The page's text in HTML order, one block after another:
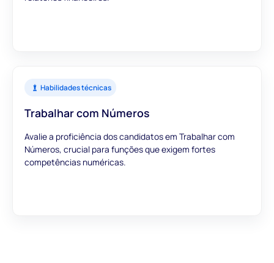
Habilidades técnicas
Trabalhar com Números
Avalie a proficiência dos candidatos em Trabalhar com
Números, crucial para funções que exigem fortes
competências numéricas.